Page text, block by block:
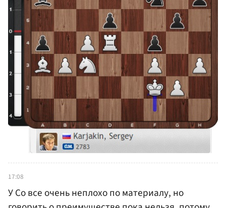
17:08
У Со все очень неплохо по материалу, но